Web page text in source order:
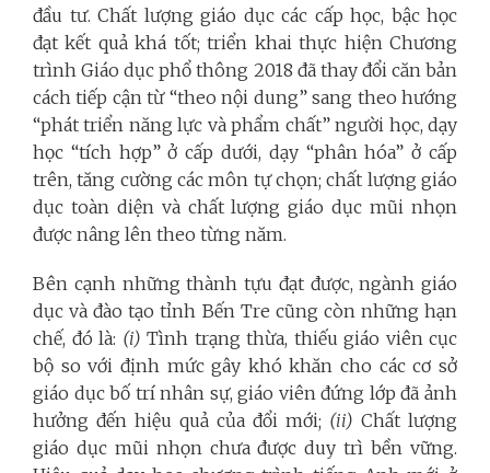
đầu tư. Chất lượng giáo dục các cấp học, bậc học
đạt kết quả khá tốt; triển khai thực hiện Chương
trình Giáo dục phổ thông 2018 đã thay đổi căn bản
cách tiếp cận từ “theo nội dung” sang theo hướng
“phát triển năng lực và phẩm chất” người học, dạy
học “tích hợp” ở cấp dưới, dạy “phân hóa” ở cấp
trên, tăng cường các môn tự chọn; chất lượng giáo
dục toàn diện và chất lượng giáo dục mũi nhọn
được nâng lên theo từng năm.
Bên cạnh những thành tựu đạt được, ngành giáo
dục và đào tạo tỉnh Bến Tre cũng còn những hạn
chế, đó là: (i) Tình trạng thừa, thiếu giáo viên cục
bộ so với định mức gây khó khăn cho các cơ sở
giáo dục bố trí nhân sự, giáo viên đứng lớp đã ảnh
hưởng đến hiệu quả của đổi mới; (ii) Chất lượng
giáo dục mũi nhọn chưa được duy trì bền vững.